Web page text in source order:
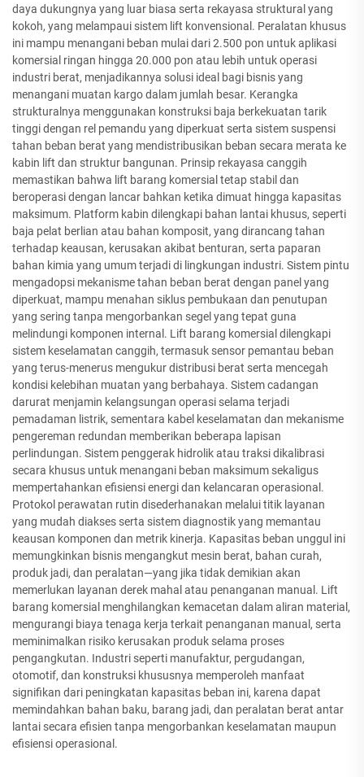
daya dukungnya yang luar biasa serta rekayasa struktural yang
kokoh, yang melampaui sistem lift konvensional. Peralatan khusus
ini mampu menangani beban mulai dari 2.500 pon untuk aplikasi
komersial ringan hingga 20.000 pon atau lebih untuk operasi
industri berat, menjadikannya solusi ideal bagi bisnis yang
menangani muatan kargo dalam jumlah besar. Kerangka
strukturalnya menggunakan konstruksi baja berkekuatan tarik
tinggi dengan rel pemandu yang diperkuat serta sistem suspensi
tahan beban berat yang mendistribusikan beban secara merata ke
kabin lift dan struktur bangunan. Prinsip rekayasa canggih
memastikan bahwa lift barang komersial tetap stabil dan
beroperasi dengan lancar bahkan ketika dimuat hingga kapasitas
maksimum. Platform kabin dilengkapi bahan lantai khusus, seperti
baja pelat berlian atau bahan komposit, yang dirancang tahan
terhadap keausan, kerusakan akibat benturan, serta paparan
bahan kimia yang umum terjadi di lingkungan industri. Sistem pintu
mengadopsi mekanisme tahan beban berat dengan panel yang
diperkuat, mampu menahan siklus pembukaan dan penutupan
yang sering tanpa mengorbankan segel yang tepat guna
melindungi komponen internal. Lift barang komersial dilengkapi
sistem keselamatan canggih, termasuk sensor pemantau beban
yang terus-menerus mengukur distribusi berat serta mencegah
kondisi kelebihan muatan yang berbahaya. Sistem cadangan
darurat menjamin kelangsungan operasi selama terjadi
pemadaman listrik, sementara kabel keselamatan dan mekanisme
pengereman redundan memberikan beberapa lapisan
perlindungan. Sistem penggerak hidrolik atau traksi dikalibrasi
secara khusus untuk menangani beban maksimum sekaligus
mempertahankan efisiensi energi dan kelancaran operasional.
Protokol perawatan rutin disederhanakan melalui titik layanan
yang mudah diakses serta sistem diagnostik yang memantau
keausan komponen dan metrik kinerja. Kapasitas beban unggul ini
memungkinkan bisnis mengangkut mesin berat, bahan curah,
produk jadi, dan peralatan—yang jika tidak demikian akan
memerlukan layanan derek mahal atau penanganan manual. Lift
barang komersial menghilangkan kemacetan dalam aliran material,
mengurangi biaya tenaga kerja terkait penanganan manual, serta
meminimalkan risiko kerusakan produk selama proses
pengangkutan. Industri seperti manufaktur, pergudangan,
otomotif, dan konstruksi khususnya memperoleh manfaat
signifikan dari peningkatan kapasitas beban ini, karena dapat
memindahkan bahan baku, barang jadi, dan peralatan berat antar
lantai secara efisien tanpa mengorbankan keselamatan maupun
efisiensi operasional.